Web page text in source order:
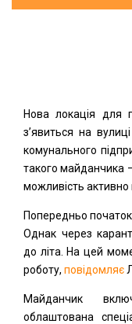
Нова локація для
з’явиться на
комунального
такого майданчика
можливість активно
Попередньо
Однак через
до літа. На цей
роботу, повідомляє
Майданчик
облаштована